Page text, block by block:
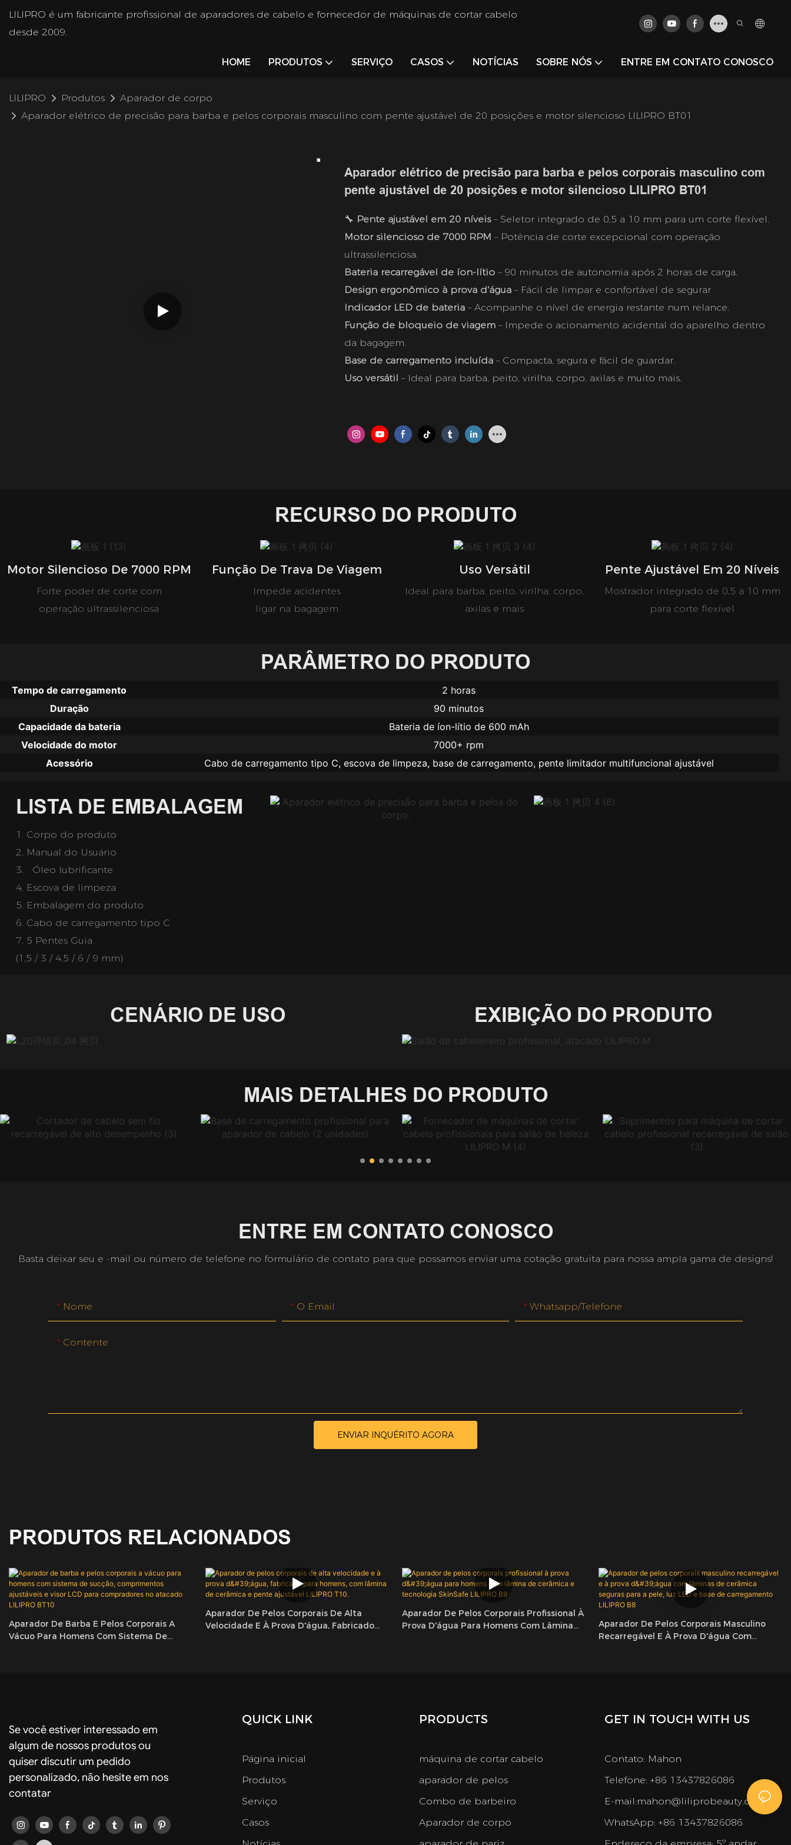
LILIPRO é um fabricante profissional de aparadores de cabelo e fornecedor de máquinas de cortar cabelo
desde 2009.
HOME PRODUTOS SERVIÇO CASOS NOTÍCIAS SOBRE NÓS ENTRE EM CONTATO CONOSCO
LILIPRO Produtos
Aparador de corpo
Aparador elétrico de precisão para barba e pelos corporais masculino com pente ajustável de 20 posições e motor silencioso LILIPRO BT01
Aparador elétrico de precisão para barba e pelos corporais masculino com
pente ajustável de 20 posições e motor silencioso LILIPRO BT01
🔧 Pente ajustável em 20 níveis– Seletor integrado de 0,5 a 10 mm para um corte flexível.
Motor silencioso de 7000 RPM – Potência de corte excepcional com operação
ultrassilenciosa.
Bateria recarregável de íon-lítio – 90 minutos de autonomia após 2 horas de carga.
Design ergonômico à prova d'água – Fácil de limpar e confortável de segurar
Indicador LED de bateria – Acompanhe o nível de energia restante num relance.
Função de bloqueio de viagem – Impede o acionamento acidental do aparelho dentro
da bagagem.
Base de carregamento incluída – Compacta, segura e fácil de guardar.
Uso versátil – Ideal para barba, peito, virilha, corpo, axilas e muito mais.
RECURSO DO PRODUTO
Motor Silencioso De 7000 RPM
Forte poder de corte com
operação ultrassilenciosa
Função De Trava De Viagem
Impede acidentes
ligar na bagagem
Uso Versátil
Ideal para barba, peito, virilha, corpo,
axilas e mais
Pente Ajustável Em 20 Níveis
Mostrador integrado de 0,5 a 10 mm
para corte flexível
PARÂMETRO DO PRODUTO
Tempo de carregamento
2 horas
Duração
90 minutos
Capacidade da bateria
Bateria de íon-lítio de 600 mAh
Velocidade do motor
7000+ rpm
Acessório
Cabo de carregamento tipo C, escova de limpeza, base de carregamento, pente limitador multifuncional ajustável
LISTA DE EMBALAGEM
1. Corpo do produto
2. Manual do Usuário
3.
Óleo lubrificante
4. Escova de limpeza
5. Embalagem do produto
6. Cabo de carregamento tipo C
7. 5 Pentes Guia
(1,5 / 3 / 4,5 / 6 / 9 mm)
CENÁRIO DE USO EXIBIÇÃO DO PRODUTO
MAIS DETALHES DO PRODUTO
ENTRE EM CONTATO CONOSCO
Basta deixar seu e -mail ou número de telefone no formulário de contato para que possamos enviar uma cotação gratuita para nossa ampla gama de designs!
Nome O Email Whatsapp/telefone
Contente
ENVIAR INQUÉRITO AGORA
PRODUTOS RELACIONADOS
Aparador De Barba E Pelos Corporais A
Vácuo Para Homens Com Sistema De
Aparador De Pelos Corporais De Alta
Velocidade E À Prova D'água, Fabricado
Aparador De Pelos Corporais Profissional À
Prova D'água Para Homens Com Lâmina
Aparador De Pelos Corporais Masculino
Recarregável E À Prova D'água Com
Se você estiver interessado em
algum de nossos produtos ou
quiser discutir um pedido
personalizado, não hesite em nos
contatar
QUICK LINK
Página inicial
Produtos
Serviço
Casos
PRODUCTS
máquina de cortar cabelo
aparador de pelos
Combo de barbeiro
Aparador de corpo
GET IN TOUCH WITH US
Contato: Mahon
Telefone: +86 13437826086
E-mail:mahon@liliprobeauty.com
WhatsApp: +86 13437826086